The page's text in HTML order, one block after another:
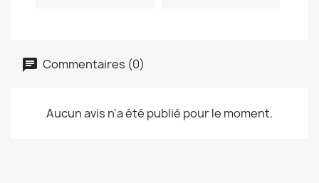
Commentaires (0)
Aucun avis n'a été publié pour le moment.